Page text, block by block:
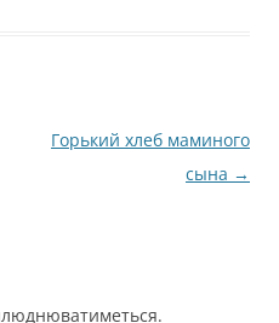
Горький хлеб маминого
сына →